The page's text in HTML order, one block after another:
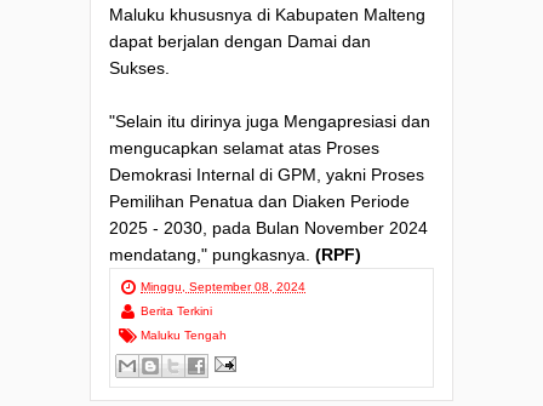
Maluku khususnya di Kabupaten Malteng
dapat berjalan dengan Damai dan
Sukses.
"Selain itu dirinya juga Mengapresiasi dan
mengucapkan selamat atas Proses
Demokrasi Internal di GPM, yakni Proses
Pemilihan Penatua dan Diaken Periode
2025 - 2030, pada Bulan November 2024
mendatang," pungkasnya. (RPF)
Minggu, September 08, 2024
Berita Terkini
Maluku Tengah